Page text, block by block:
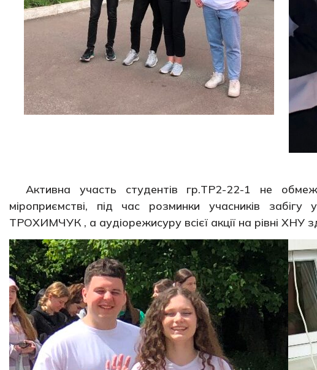
Активна участь студентів гр.ТР2-22-1 не
міроприємстві, під час розминки учасників
ТРОХИМЧУК , а аудіорежисуру всієї акції на рівні